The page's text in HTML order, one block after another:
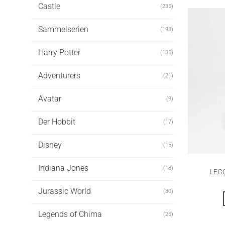
Castle (235)
Sammelserien (193)
Harry Potter (135)
Adventurers (21)
Avatar (9)
Der Hobbit (17)
Disney (15)
Indiana Jones (18)
Jurassic World (30)
Legends of Chima (25)